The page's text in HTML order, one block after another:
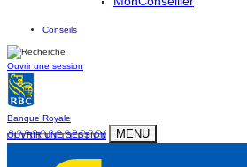
Conseils
Ouvrir une session
Banque Royale
OUVRIR UNE SESSION
MENU